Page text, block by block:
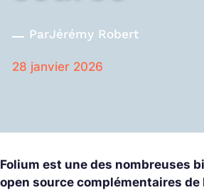
ParJérémy Robert
28 janvier 2026
Folium est une des nombreuses
open source complémentaires de